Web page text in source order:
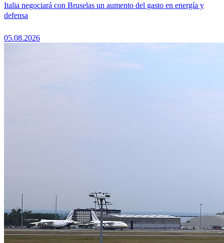
Italia negociará con Bruselas un aumento del gasto en energía y
defensa
05.08.2026